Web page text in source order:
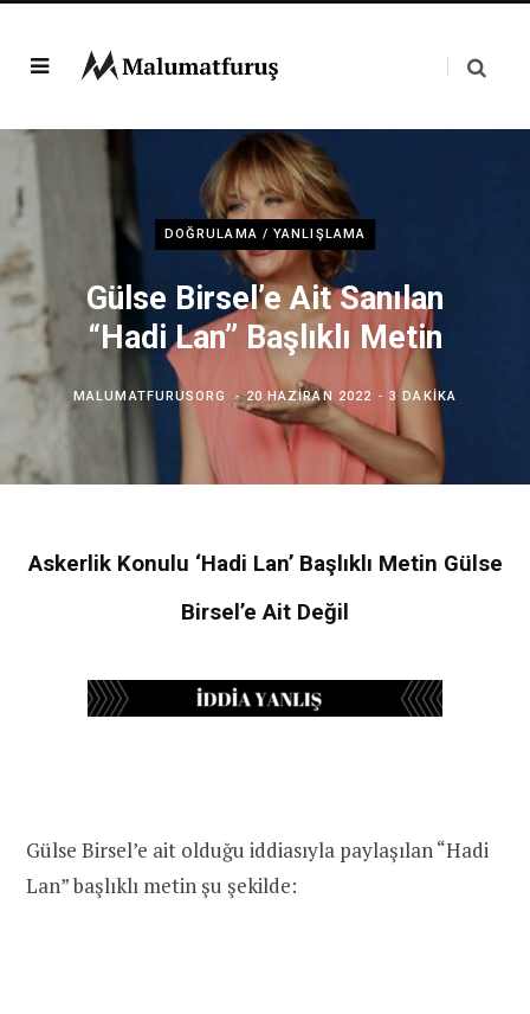
DOĞRULAMA / YANLIŞLAMA
Gülse Birsel’e Ait Sanılan
“Hadi Lan” Başlıklı Metin
MALUMATFURUSORG 20 HAZIRAN 2022 3 DAKIKA
Askerlik Konulu ‘Hadi Lan’ Başlıklı Metin Gülse
Birsel’e Ait Değil
Gülse Birsel’e ait olduğu iddiasıyla paylaşılan “Hadi
Lan” başlıklı metin şu şekilde: